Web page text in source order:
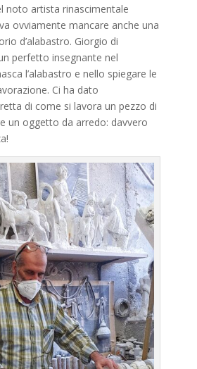
noto artista rinascimentale
ovviamente mancare anche una
d’alabastro. Giorgio di
perfetto insegnante nel
l’alabastro e nello spiegare le
Ci ha dato
di come si lavora un pezzo di
un oggetto da arredo: davvero